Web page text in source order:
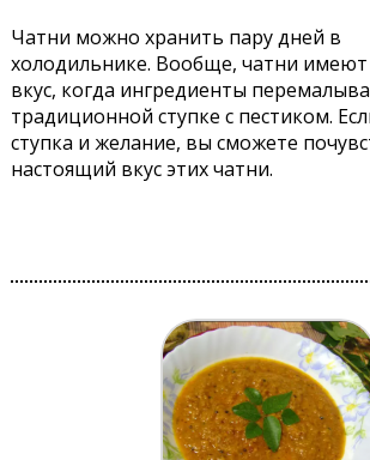
Чатни можно хранить пару дней в
холодильнике. Вообще, чатни
вкус, когда ингредиенты
традиционной ступке с пестиком.
ступка и желание, вы сможете
настоящий вкус этих чатни.